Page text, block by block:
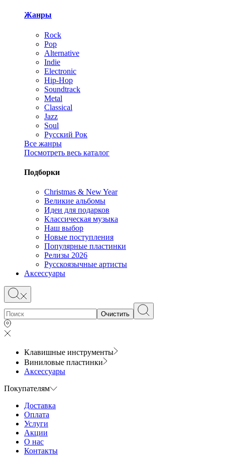
Жанры
Rock
Pop
Alternative
Indie
Electronic
Hip-Hop
Soundtrack
Metal
Classical
Jazz
Soul
Русский Рок
Все жанры
Посмотреть весь каталог
Подборки
Christmas & New Year
Великие альбомы
Идеи для подарков
Классическая музыка
Наш выбор
Новые поступления
Популярные пластинки
Релизы 2026
Русскоязычные артисты
Аксессуары
Очистить
Клавишные инструменты
Виниловые пластинки
Аксессуары
Покупателям
Доставка
Оплата
Услуги
Акции
О нас
Контакты